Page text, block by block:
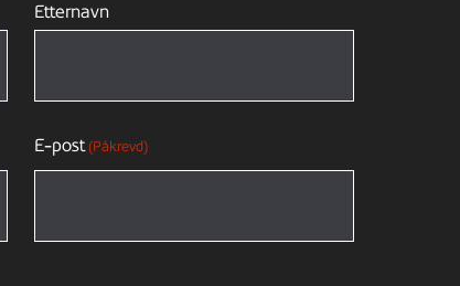
Etternavn
E-post (Påkrevd)